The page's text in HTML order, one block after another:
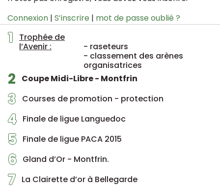
1
Trophée de
l’Avenir :
- raseteurs
- classement des arènes
organisatrices
2 Coupe Midi-Libre - Montfrin
3 Courses de promotion - protection
4 Finale de ligue Languedoc
5 Finale de ligue PACA 2015
6 Gland d’Or - Montfrin.
7 La Clairette d’or à Bellegarde
Connexion | S’inscrire | mot de passe oublié ?